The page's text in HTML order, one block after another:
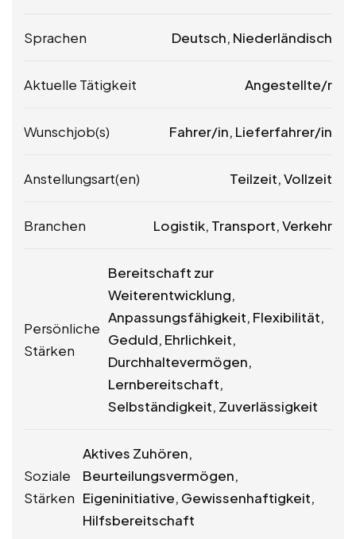
Sprachen Deutsch, Niederländisch
Aktuelle Tätigkeit Angestellte/r
Wunschjob(s) Fahrer/in, Lieferfahrer/in
Anstellungsart(en) Teilzeit, Vollzeit
Branchen Logistik, Transport, Verkehr
Persönliche
Stärken
Bereitschaft zur
Weiterentwicklung,
Anpassungsfähigkeit, Flexibilität,
Geduld, Ehrlichkeit,
Durchhaltevermögen,
Lernbereitschaft,
Selbständigkeit, Zuverlässigkeit
Soziale
Stärken
Aktives Zuhören,
Beurteilungsvermögen,
Eigeninitiative, Gewissenhaftigkeit,
Hilfsbereitschaft